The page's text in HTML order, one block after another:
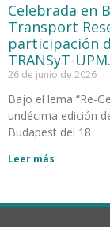
Celebrada en
Transport
participación
TRANSyT-UPM.
26 de junio de 2026
Bajo el lema “Re-
undécima edición
Budapest del 18
Leer más